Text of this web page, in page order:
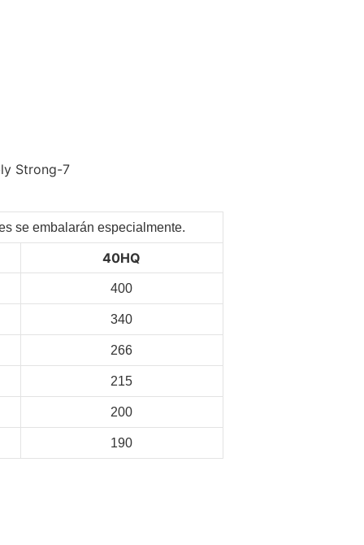
se embalarán especialmente.
40HQ
400
340
266
215
200
190